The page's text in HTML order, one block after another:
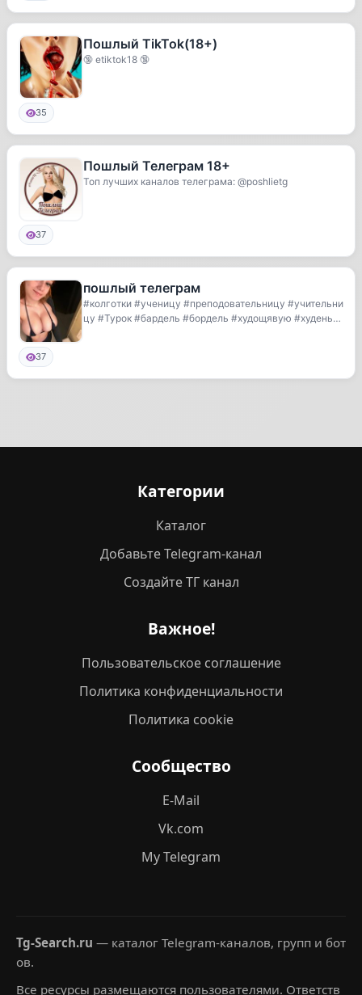
Пошлый TikTok(18+)
🔞 etiktok18 🔞
35
Пошлый Телеграм 18+
Топ лучших каналов телеграма: @poshlietg
37
пошлый телеграм
#колготки #ученицу #преподовательницу #учительни
цу #Турок #бардель #бордель #худощявую #худеньку
37
Категории
Каталог
Добавьте Telegram-канал
Создайте ТГ канал
Важное!
Пользовательское соглашение
Политика конфиденциальности
Политика cookie
Сообщество
E-Mail
Vk.com
My Telegram
Tg-Search.ru — каталог Telegram-каналов, групп и бот
ов.
Все ресурсы размещаются пользователями. Ответств